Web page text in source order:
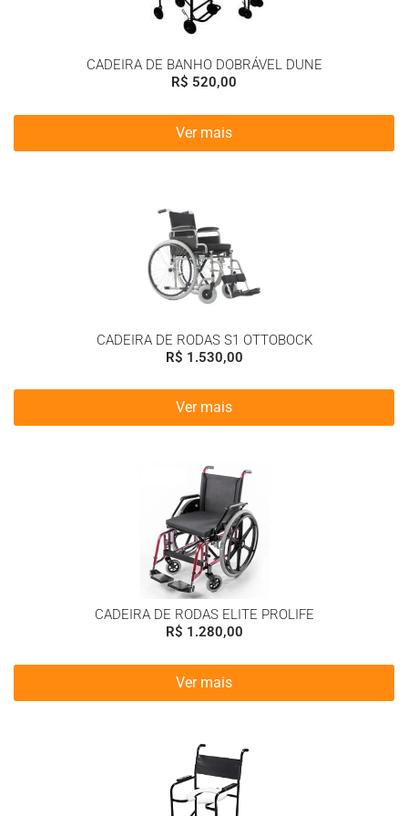
CADEIRA DE BANHO DOBRÁVEL DUNE
R$ 520,00
Ver mais
CADEIRA DE RODAS S1 OTTOBOCK
R$ 1.530,00
Ver mais
CADEIRA DE RODAS ELITE PROLIFE
R$ 1.280,00
Ver mais